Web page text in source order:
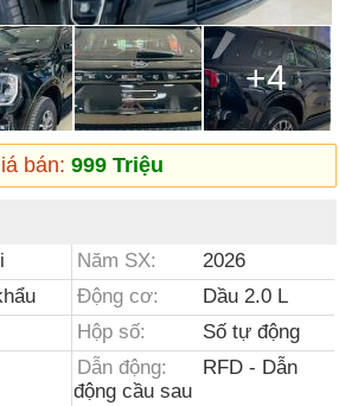
+4
bán: 999 Triệu
Năm SX:
2026
Động cơ:
Dầu 2.0 L
Hộp số:
Số tự động
Dẫn động:
RFD - Dẫn
động cầu sau